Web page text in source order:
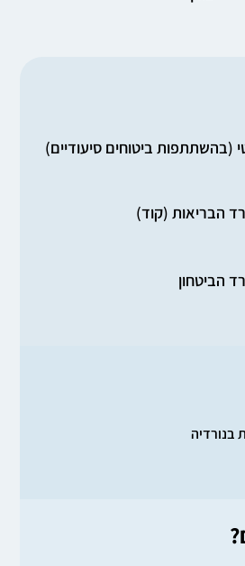
(בהשתתפות ביטוחים סיעודיים)
הבריאות (קוד)
הביטחון
בנורדיה